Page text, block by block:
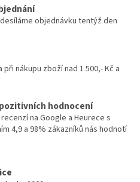
objednávku tentýž den
při nákupu zboží nad 1 500,- Kč a
pozitivních hodnocení
na Google a Heurece s
4,9 a 98% zákazníků nás hodnotí